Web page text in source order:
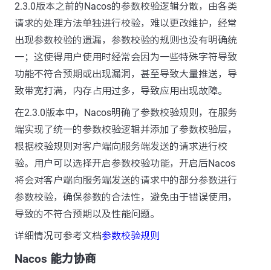
2.3.0版本之前的Nacos的参数校验逻辑分散，由各类
请求的处理方法单独进行校验，难以更改维护，经常
出现参数校验的遗漏，参数校验的规则也没有明确统
一；这使得用户使用时经常会因为一些特殊字符导致
功能不符合预期或出现漏洞，甚至导致大量推送，导
致带宽打满，内存占用过多，导致应用出现故障。
在2.3.0版本中，Nacos明确了参数校验规则，在服务
端实现了统一的参数校验逻辑并添加了参数校验层，
根据校验规则对客户端向服务端发送的请求进行校
验。用户可以选择开启参数校验功能，开启后Nacos
将会对客户端向服务端发送的请求中的部分参数进行
参数校验，确保参数的合法性，避免由于错误使用，
导致的不符合预期以及性能问题。
详细情况可参考文档参数校验规则
Nacos 能力协商